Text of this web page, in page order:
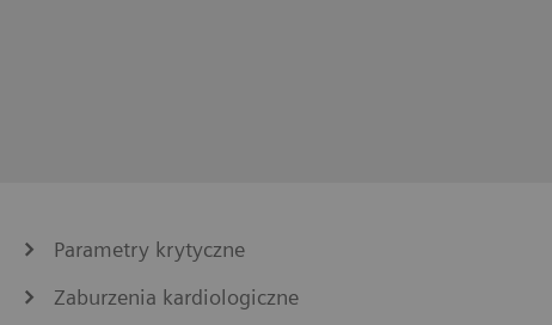
Parametry krytyczne
Zaburzenia kardiologiczne